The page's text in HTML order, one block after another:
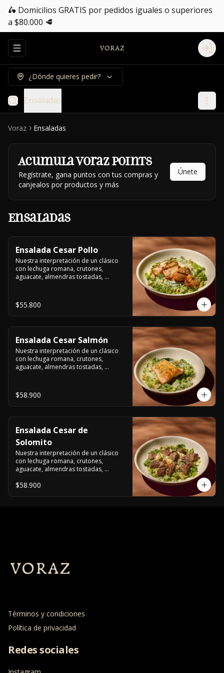
🛵 Domicilios GRATIS por pedidos iguales o superiores
a $80.000 🥩
Abrir menu de navegación Login
¿Dónde quieres pedir?
Ensaladas
Voraz Ensaladas
AcumulaVoraz Points
Regístrate, gana puntos con tus compras y
canjealos por productos y más
Únete
Ensaladas
Ensalada Cesar Pollo
Nuestra interpretación de un clásico
con lechuga romana, crutones,
aguacate, almendras tostadas,
$55.800
Ensalada Cesar Salmón
Nuestra interpretación de un clásico
con lechuga romana, crutones,
aguacate, almendras tostadas,
$58.900
Ensalada Cesar de
Solomito
Nuestra interpretación de un clásico
con lechuga romana, crutones,
aguacate, almendras tostadas,
$58.900
Términos y condiciones
Política de privacidad
Redes sociales